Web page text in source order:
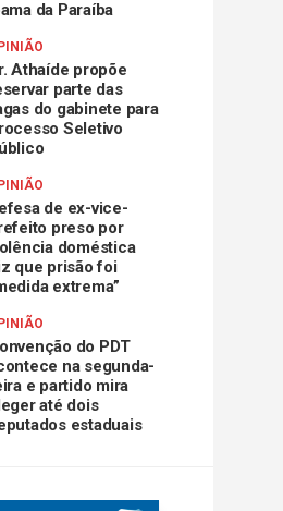
da Paraíba
Athaíde propõe
parte das
do gabinete para
Seletivo
de ex-vice-
preso por
doméstica
que prisão foi
extrema”
do PDT
na segunda-
e partido mira
até dois
estaduais